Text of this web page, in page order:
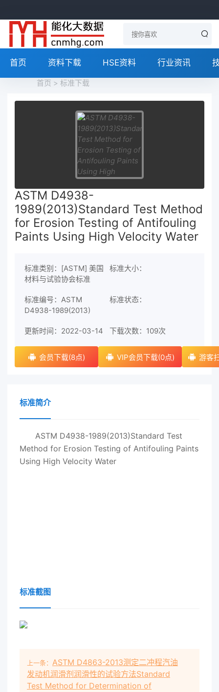
首页 资料下载 HSE资料 行业资讯
首页 > 标准下载
ASTM D4938-
1989(2013)Standard Test Method
for Erosion Testing of Antifouling
Paints Using High Velocity Water
标准类别：[ASTM] 美国
材料与试验协会标准
标准大小：
标准编号：ASTM
D4938-1989(2013)
标准状态：
更新时间：2022-03-14 下载次数： 109次
会员下载(8点) VIP会员下载(0点) 游客
标准简介
ASTM D4938-1989(2013)Standard Test
Method for Erosion Testing of Antifouling Paints
Using High Velocity Water
标准截图
上一条： ASTM D4863-2013测定二冲程汽油
发动机润滑剂润滑性的试验方法Standard
Test Method for Determination of